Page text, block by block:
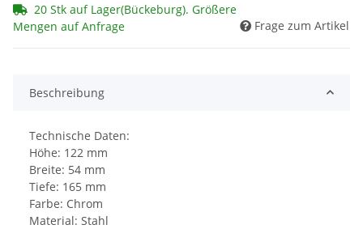
20 Stk auf Lager(Bückeburg). Größere
Mengen auf Anfrage
Frage zum Artikel
Beschreibung
Technische Daten:
Höhe: 122 mm
Breite: 54 mm
Tiefe: 165 mm
Farbe: Chrom
Material: Stahl